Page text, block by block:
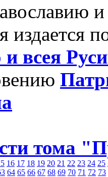
издается
и всея
тома
16 17 18 19 20 21 22 23 24 25
64 65 66 67 68 69 70 71 72 73